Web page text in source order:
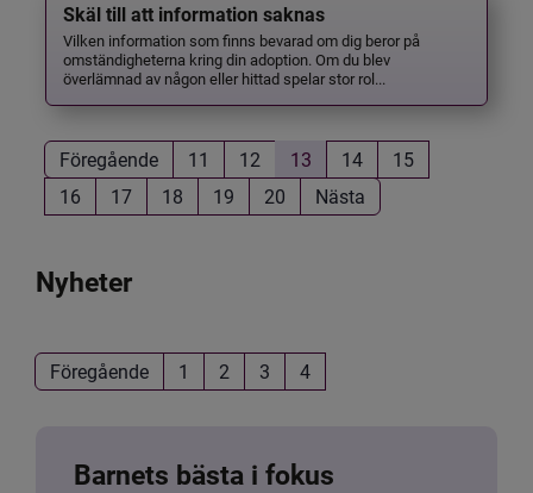
Skäl till att information saknas
Vilken information som finns bevarad om dig beror på
omständigheterna kring din adoption. Om du blev
överlämnad av någon eller hittad spelar stor rol...
Föregående 11 12 13 14
15
16
17 18 19 20 Nästa
Nyheter
Föregående 1 2 3 4
Barnets bästa i fokus